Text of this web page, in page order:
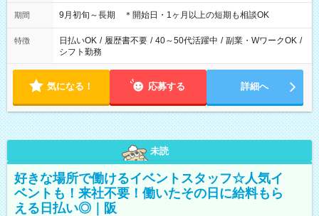
期間 9月初旬～長期 ＊開始日・1ヶ月以上の短期も相談OK
特徴 日払いOK / 履歴書不要 / 40～50代活躍中 / 副業・WワークOK /
シフト勤務
気になる！ 応募する 詳細へ
未読
好きな場所で働けるイベントスタッフ☆人気イ
ベントも！来社不要！働いたその日に給料もら
える日払い◎｜阪